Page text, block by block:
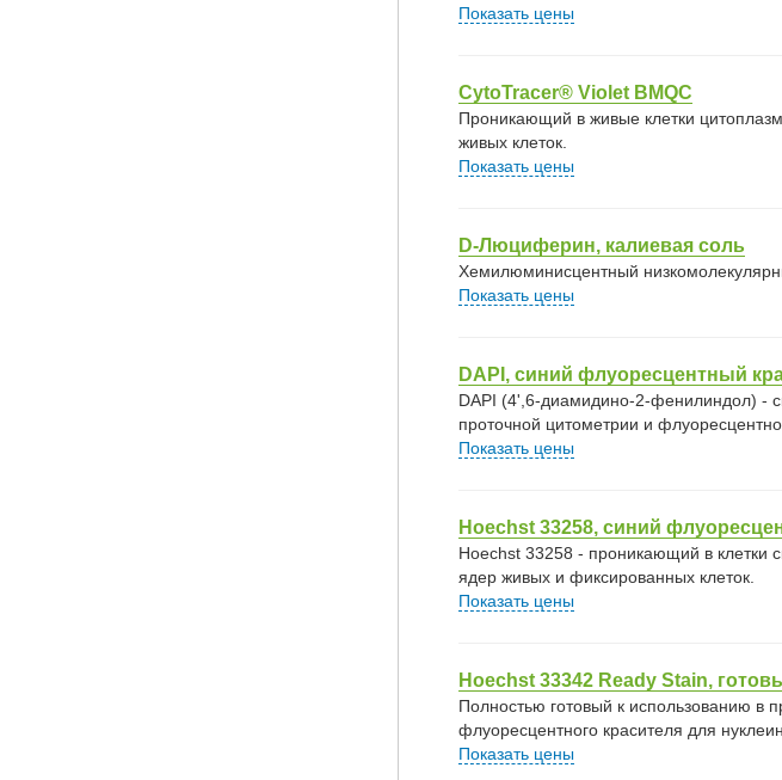
Показать цены
CytoTracer® Violet BMQC
Проникающий в живые клетки
живых клеток.
Показать цены
D-Люциферин, калиевая соль
Хемилюминисцентный
Показать цены
DAPI, синий флуоресцентный
DAPI (4',6-диамидино-2-фенилиндол) -
проточной цитометрии и
Показать цены
Hoechst 33258, синий
Hoechst 33258 - проникающий в клетки
ядер живых и фиксированных клеток.
Показать цены
Hoechst 33342 Ready Stain,
Полностью готовый к использованию в
флуоресцентного красителя для
Показать цены